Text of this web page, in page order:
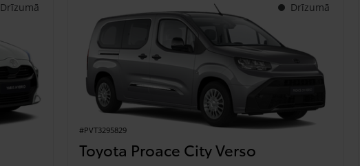
Drīzumā Drīzumā
#PVT3295829
Toyota Proace City Verso